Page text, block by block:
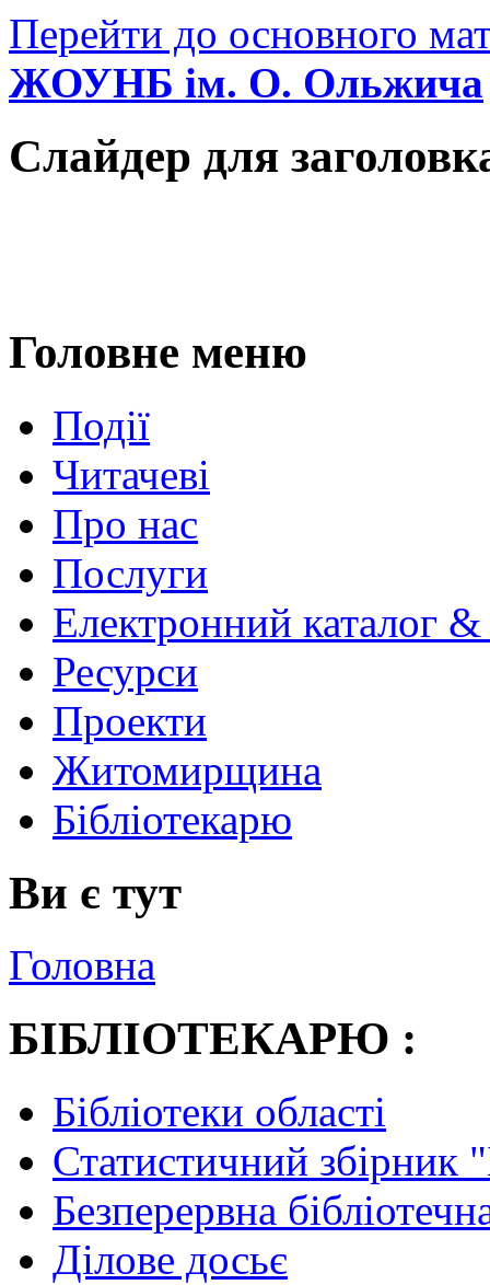
Перейти до основного
ЖОУНБ ім. О. Ольжича
Слайдер для
Головне меню
Події
Читачеві
Про нас
Послуги
Електронний каталог
Ресурси
Проекти
Житомирщина
Бібліотекарю
Ви є тут
Головна
БІБЛІОТЕКАРЮ :
Бібліотеки області
Статистичний
Безперервна
Ділове досьє